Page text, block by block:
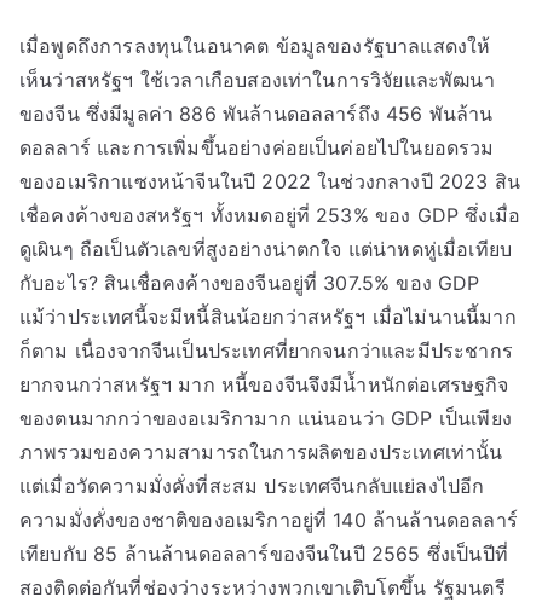
เมื่อพูดถึงการลงทุนในอนาคต ข้อมูลของรัฐบาลแสดงให้
เห็นว่าสหรัฐฯ ใช้เวลาเกือบสองเท่าในการวิจัยและพัฒนา
ของจีน ซึ่งมีมูลค่า 886 พันล้านดอลลาร์ถึง 456 พันล้าน
ดอลลาร์ และการเพิ่มขึ้นอย่างค่อยเป็นค่อยไปในยอดรวม
ของอเมริกาแซงหน้าจีนในปี 2022 ในช่วงกลางปี ​​2023 สิน
เชื่อคงค้างของสหรัฐฯ ทั้งหมดอยู่ที่ 253% ของ GDP ซึ่งเมื่อ
ดูเผินๆ ถือเป็นตัวเลขที่สูงอย่างน่าตกใจ แต่น่าหดหู่เมื่อเทียบ
กับอะไร? สินเชื่อคงค้างของจีนอยู่ที่ 307.5% ของ GDP
แม้ว่าประเทศนี้จะมีหนี้สินน้อยกว่าสหรัฐฯ เมื่อไม่นานนี้มาก
ก็ตาม เนื่องจากจีนเป็นประเทศที่ยากจนกว่าและมีประชากร
ยากจนกว่าสหรัฐฯ มาก หนี้ของจีนจึงมีน้ำหนักต่อเศรษฐกิจ
ของตนมากกว่าของอเมริกามาก แน่นอนว่า GDP เป็นเพียง
ภาพรวมของความสามารถในการผลิตของประเทศเท่านั้น
แต่เมื่อวัดความมั่งคั่งที่สะสม ประเทศจีนกลับแย่ลงไปอีก
ความมั่งคั่งของชาติของอเมริกาอยู่ที่ 140 ล้านล้านดอลลาร์
เทียบกับ 85 ล้านล้านดอลลาร์ของจีนในปี 2565 ซึ่งเป็นปีที่
สองติดต่อกันที่ช่องว่างระหว่างพวกเขาเติบโตขึ้น รัฐมนตรี